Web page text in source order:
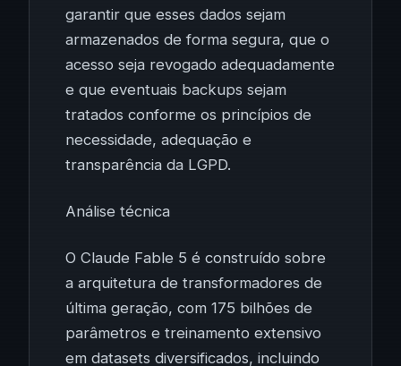
garantir que esses dados sejam
armazenados de forma segura, que o
acesso seja revogado adequadamente
e que eventuais backups sejam
tratados conforme os princípios de
necessidade, adequação e
transparência da LGPD.
Análise técnica
O Claude Fable 5 é construído sobre
a arquitetura de transformadores de
última geração, com 175 bilhões de
parâmetros e treinamento extensivo
em datasets diversificados, incluindo